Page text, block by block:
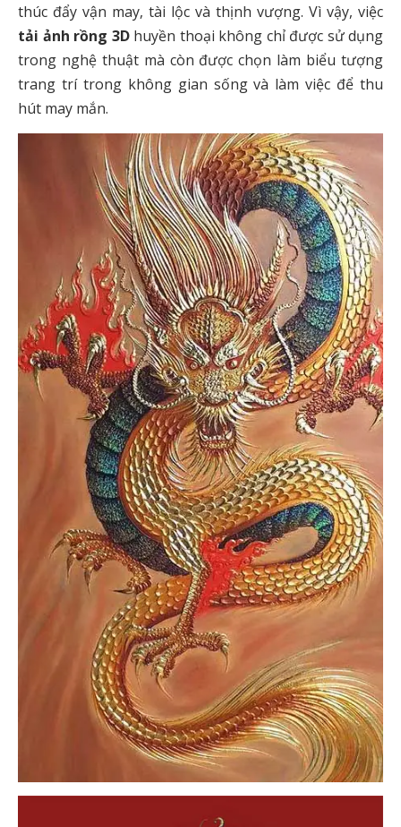
thúc đẩy vận may, tài lộc và thịnh vượng. Vì vậy, việc
tải ảnh rồng 3Dhuyền thoại không chỉ được sử dụng
trong nghệ thuật mà còn được chọn làm biểu tượng
trang trí trong không gian sống và làm việc để thu
hút may mắn.